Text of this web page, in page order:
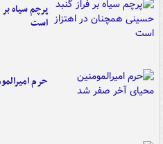
پرچم سیاه
است
حرم